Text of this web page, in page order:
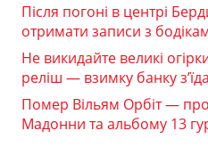
Після погоні в центрі
отримати записи з
Не викидайте великі
реліш — взимку банку
Помер Вільям Орбіт —
Мадонни та альбому 13